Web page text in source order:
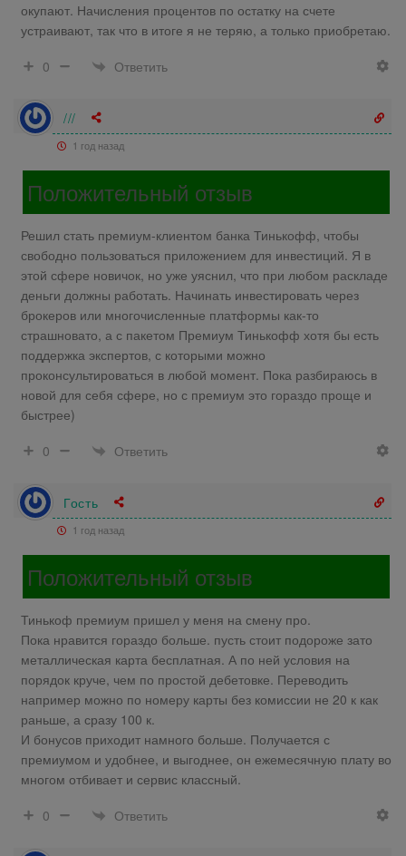
окупают. Начисления процентов по остатку на счете
устраивают, так что в итоге я не теряю, а только приобретаю.
0
Ответить
///
1 год назад
Положительный отзыв
Решил стать премиум-клиентом банка Тинькофф, чтобы
свободно пользоваться приложением для инвестиций. Я в
этой сфере новичок, но уже уяснил, что при любом раскладе
деньги должны работать. Начинать инвестировать через
брокеров или многочисленные платформы как-то
страшновато, а с пакетом Премиум Тинькофф хотя бы есть
поддержка экспертов, с которыми можно
проконсультироваться в любой момент. Пока разбираюсь в
новой для себя сфере, но с премиум это гораздо проще и
быстрее)
0
Ответить
Гость
1 год назад
Положительный отзыв
Тинькоф премиум пришел у меня на смену про.
Пока нравится гораздо больше. пусть стоит подороже зато
металлическая карта бесплатная. А по ней условия на
порядок круче, чем по простой дебетовке. Переводить
например можно по номеру карты без комиссии не 20 к как
раньше, а сразу 100 к.
И бонусов приходит намного больше. Получается с
премиумом и удобнее, и выгоднее, он ежемесячную плату во
многом отбивает и сервис классный.
0
Ответить